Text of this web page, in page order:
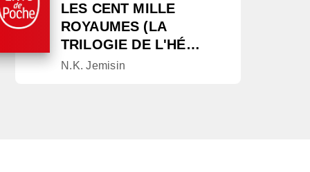
LES CENT MILLE
ROYAUMES (LA
TRILOGIE DE L'HÉ…
N.K. Jemisin